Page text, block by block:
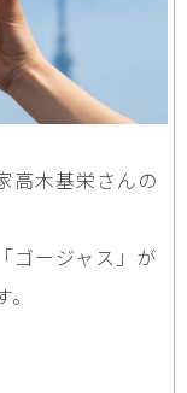
高木基栄さんの
ゴージャス」が